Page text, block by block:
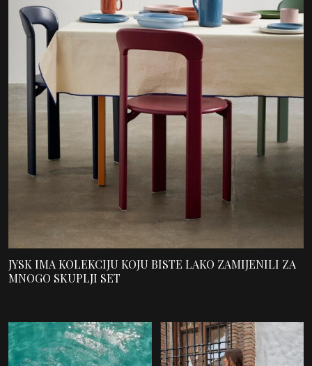
JYSK IMA KOLEKCIJU KOJU BISTE LAKO ZAMIJENILI ZA
MNOGO SKUPLJI SET